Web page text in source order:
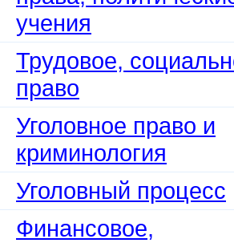
учения
Трудовое,
право
Уголовное право и
криминология
Уголовный процесс
Финансовое,